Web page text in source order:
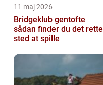
11 maj 2026
Bridgeklub gentofte
sådan finder du det rette
sted at spille